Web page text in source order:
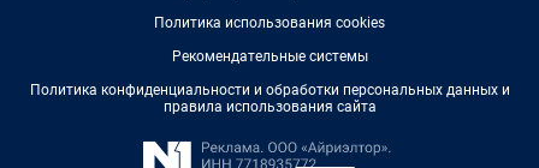
Политика использования cookies
Рекомендательные системы
Политика конфиденциальности и обработки персональных данных и
правила использования сайта